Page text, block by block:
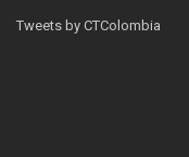
Tweets by CTColombia